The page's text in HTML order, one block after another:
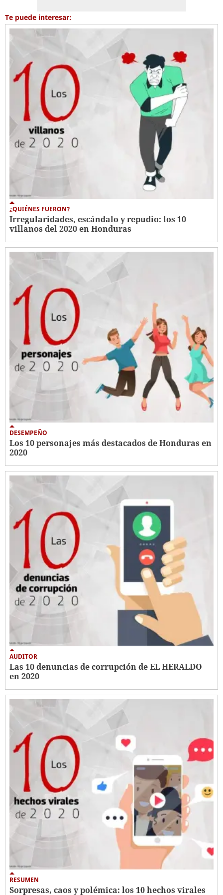
Te puede interesar:
¿QUIÉNES FUERON?
Irregularidades, escándalo y repudio: los 10
villanos del 2020 en Honduras
DESEMPEÑO
Los 10 personajes más destacados de Honduras en
2020
AUDITOR
Las 10 denuncias de corrupción de EL HERALDO
en 2020
RESUMEN
Sorpresas, caos y polémica: los 10 hechos virales